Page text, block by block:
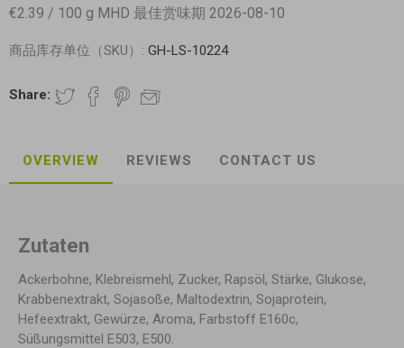
€2.39 / 100 g MHD 最佳赏味期 2026-08-10
商品库存单位（SKU）: GH-LS-10224
Share:
OVERVIEW REVIEWS CONTACT US
Zutaten
Ackerbohne, Klebreismehl, Zucker, Rapsöl, Stärke, Glukose,
Krabbenextrakt, Sojasoße, Maltodextrin, Sojaprotein,
Hefeextrakt, Gewürze, Aroma, Farbstoff E160c,
Süßungsmittel E503, E500.